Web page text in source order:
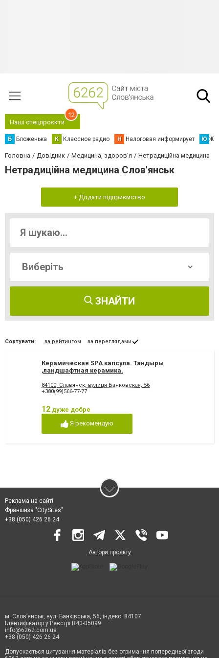
Наші спецпроєкти
12
Б Бложенька К Классное радио Н Налоговая информирует Ю
Головна Довідник Медицина, здоров'я Нетрадиційна медицина
Нетрадиційна медицина Слов'янськ
+ Додати підприємство
ЗНАЙТИ
Сортувати: за рейтингом за переглядами
Керамическая SPA капсула. Тандыры
,ландшафтная керамика.
84100, Славянск, вулиця Банковская, 56
+380(99)566-77-77
12 дуже добре
Я рекомендую
Реклама на сайті
Франшиза "CitySites"
+38 (050) 426 26 24
Автори проєкту
м. Слов’янськ, вул. Банківська, 56, індекс: 84107
Ідентифікатор у Реєстрі R40-05099
info@6262.com.ua
+38 (050) 426 26 24
Допускається цитування матеріалів без отримання попередньої згоди